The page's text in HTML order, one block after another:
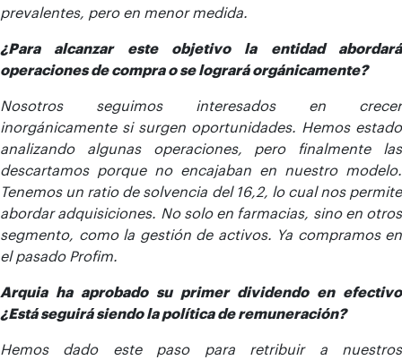
prevalentes, pero en menor medida.
¿Para alcanzar este objetivo la entidad abordará
operaciones de compra o se logrará orgánicamente?
Nosotros seguimos interesados en crecer
inorgánicamente si surgen oportunidades. Hemos estado
analizando algunas operaciones, pero finalmente las
descartamos porque no encajaban en nuestro modelo.
Tenemos un ratio de solvencia del 16,2, lo cual nos permite
abordar adquisiciones. No solo en farmacias, sino en otros
segmento, como la gestión de activos. Ya compramos en
el pasado Profim.
Arquia ha aprobado su primer dividendo en efectivo
¿Está seguirá siendo la política de remuneración?
Hemos dado este paso para retribuir a nuestros